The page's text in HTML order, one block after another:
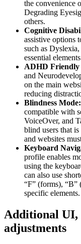
the convenience
Degrading
others.
Cognitive
assistive options
such as
essential
ADHD Friendly
and
on the main
reducing
Blindness Mode:
compatible with
VoiceOver, and
blind users that
and websites
Keyboard
profile enables
using the
can also use
“F” (forms), “B”
specific elements.
Additional UI,
adjustments